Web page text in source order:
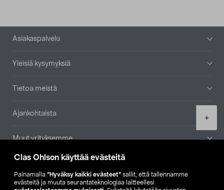
Clas Ohlson käyttää evästeitä
Painamalla ”Hyväksy kaikki evästeet” sallit, että tallennamme
evästeitä ja muuta seurantateknologiaa laitteellesi
+
Alatunniste
Asiakaspalvelu
Yleisiä kysymyksiä
Tietoa meistä
Ajankohtaista
Muut yrityksemme
Etsi myymälä
SE NO FI